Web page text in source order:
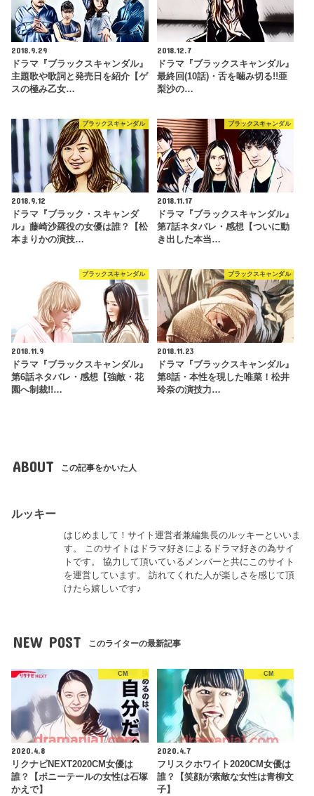
2018.9.29
ドラマ『ブラックスキャンダル』
主題歌や歌詞と発売日を紹介【ゲ
スの極み乙女…
2018.12.7
ドラマ『ブラックスキャンダル』
最終回(10話)・舌を噛み切る!!亜
梨沙の…
ブラックスキャンダル
2018.9.12
ドラマ『ブラック・スキャンダ
ル』藤崎沙羅役の女優は誰？【松
本まりかの演技…
ブラックスキャンダル
2018.11.17
ドラマ『ブラックスキャンダル』
第7話ネタバレ・感想【ついに動
き出した本当…
ブラックスキャンダル
2018.11.9
ドラマ『ブラックスキャンダル』
第6話ネタバレ・感想【強敵・花
園へ制裁!!…
ブラックスキャンダル
2018.11.23
ドラマ『ブラックスキャンダル』
第8話・本性を現した唯菜！松井
玲奈の演技力…
ABOUT この記事をかいた人
ルッキー
はじめまして！サイト運営者兼編集長のルッキーといいま
す。 このサイトはドラマ好きによるドラマ好きの為サイ
トです。 協力して頂いているメンバーと共にこのサイト
を運営しています。 訪れてくれた人が楽しさを感じて頂
けたら嬉しいです♪
NEW POST このライターの最新記事
CM
2020.4.8
リクナビNEXT2020CM女優は
誰？【ポニーテールの女性は石塚
かえで】
CM
2020.4.7
フリスクホワイト2020CM女優は
誰？【笑顔が素敵な女性は青柳文
子】